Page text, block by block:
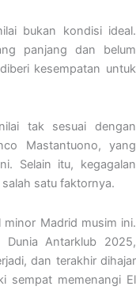
bukan kondisi ideal.
panjang dan belum
kesempatan untuk
tak sesuai dengan
Mastantuono, yang
Selain itu, kegagalan
satu faktornya.
minor Madrid musim ini.
Dunia Antarklub 2025,
dan terakhir dihajar
sempat memenangi El